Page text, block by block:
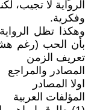
الرواية لا تجيب،
وفكرية.
وهكذا تظل
بأن الحب (رغم
تعريف الزمن
المصادر والمراجع
اولا المصادر
المؤلفات العربية